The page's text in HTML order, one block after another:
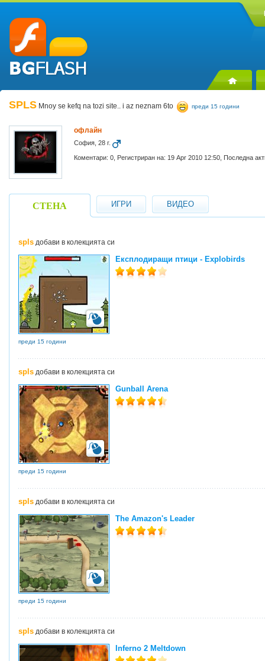
SPLS Mnoy se kefq na tozi site.. i az neznam 6to преди 15 години
офлайн
София, 28 г.
Коментари: 0, Регистриран на: 19 Apr 2010 12:50, Последна
СТЕНА ИГРИ ВИДЕО
spls добави в колекцията си
Експлодиращи птици - Explobirds
преди 15 години
spls добави в колекцията си
Gunball Arena
преди 15 години
spls добави в колекцията си
The Amazon's Leader
преди 15 години
spls добави в колекцията си
Inferno 2 Meltdown